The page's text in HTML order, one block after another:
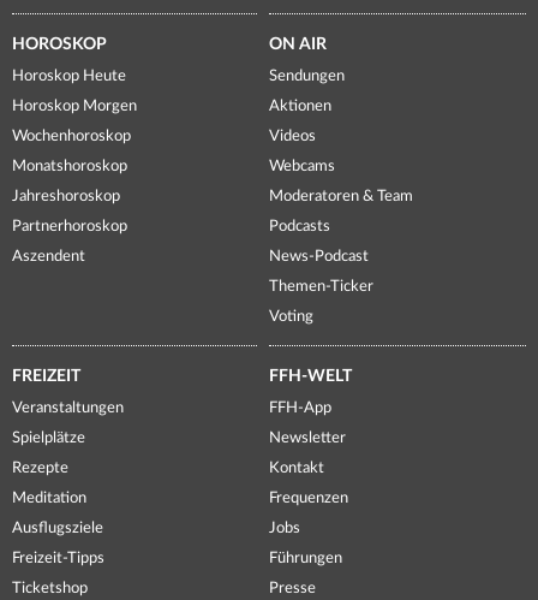
HOROSKOP
Horoskop Heute
Horoskop Morgen
Wochenhoroskop
Monatshoroskop
Jahreshoroskop
Partnerhoroskop
Aszendent
ON AIR
Sendungen
Aktionen
Videos
Webcams
Moderatoren & Team
Podcasts
News-Podcast
Themen-Ticker
Voting
FREIZEIT
Veranstaltungen
Spielplätze
Rezepte
Meditation
Ausflugsziele
Freizeit-Tipps
Ticketshop
FFH-WELT
FFH-App
Newsletter
Kontakt
Frequenzen
Jobs
Führungen
Presse